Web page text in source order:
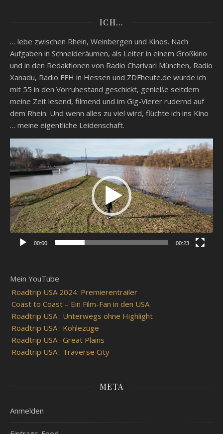
ICH…
… lebe zwischen Rhein, Weinbergen und Kinos. Nach
Aufgaben in Schneideräumen, als Leiter in einem Großkino
und in den Redaktionen von Radio Charivari München, Radio
Xanadu, Radio FFH in Hessen und ZDFheute.de wurde ich
mit 55 in den Vorruhestand geschickt, genieße seitdem
meine Zeit lesend, filmend und im Gig-Vierer rudernd auf
dem Rhein. Und wenn alles zu viel wird, flüchte ich ins Kino
… meine eigentliche Leidenschaft.
Player
00:00 00:23
Mein YouTube
Roadtrip USA 2024: Premierentrailer
Coast to Coast – Ein Film-Fan in den USA
Roadtrip USA : Unterwegs ohne Highlight
Roadtrip USA : Kohlezüge
Roadtrip USA : Great Plains
Roadtrip USA : Traverse City
META
Anmelden